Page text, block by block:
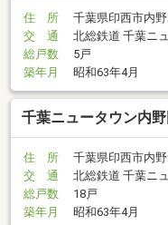
住 所
千葉県印西市内
交 通
北総鉄道 千葉ニ
総戸数
5戸
築年月
昭和63年4月
千葉ニュータウン内
住 所
千葉県印西市内
交 通
北総鉄道 千葉ニ
総戸数
18戸
築年月
昭和63年4月